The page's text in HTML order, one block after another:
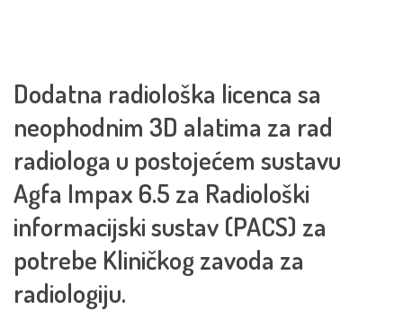
Dodatna radiološka licenca sa
neophodnim 3D alatima za rad
radiologa u postojećem sustavu
Agfa Impax 6.5 za Radiološki
informacijski sustav (PACS) za
potrebe Kliničkog zavoda za
radiologiju.